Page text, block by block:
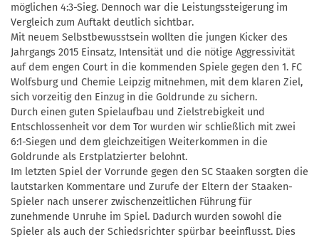
möglichen 4:3-Sieg. Dennoch war die Leistungssteigerung im
Vergleich zum Auftakt deutlich sichtbar.
Mit neuem Selbstbewusstsein wollten die jungen Kicker des
Jahrgangs 2015 Einsatz, Intensität und die nötige Aggressivität
auf dem engen Court in die kommenden Spiele gegen den 1. FC
Wolfsburg und Chemie Leipzig mitnehmen, mit dem klaren Ziel,
sich vorzeitig den Einzug in die Goldrunde zu sichern.
Durch einen guten Spielaufbau und Zielstrebigkeit und
Entschlossenheit vor dem Tor wurden wir schließlich mit zwei
6:1-Siegen und dem gleichzeitigen Weiterkommen in die
Goldrunde als Erstplatzierter belohnt.
Im letzten Spiel der Vorrunde gegen den SC Staaken sorgten die
lautstarken Kommentare und Zurufe der Eltern der Staaken-
Spieler nach unserer zwischenzeitlichen Führung für
zunehmende Unruhe im Spiel. Dadurch wurden sowohl die
Spieler als auch der Schiedsrichter spürbar beeinflusst. Dies